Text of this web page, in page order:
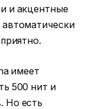
и акцентные
имеет
500 нит и
Но есть